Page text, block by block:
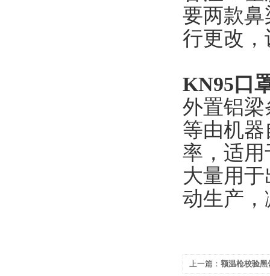
要两款
行更改
KN95口
外置铝
等由机
率，适
大量用
动生产
上一篇： 额温枪校验黑